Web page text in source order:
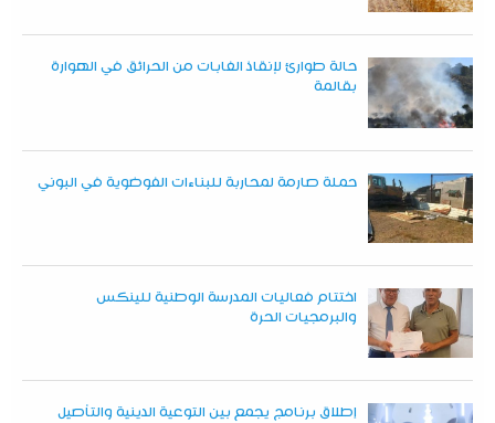
حالة طوارئ لإنقاذ الغابات من الحرائق في الهوارة
بقالمة
حملة صارمة لمحاربة للبناءات الفوضوية في البوني
اختتام فعاليات المدرسة الوطنية للينكس
والبرمجيات الحرة
إطلاق برنامج يجمع بين التوعية الدينية والتأصيل